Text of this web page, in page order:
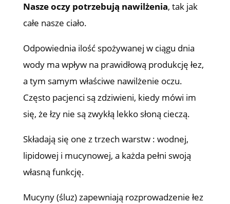
Nasze oczy potrzebują nawilżenia, tak jak
całe nasze ciało.
Odpowiednia ilość spożywanej w ciągu dnia
wody ma wpływ na prawidłową produkcję łez,
a tym samym właściwe nawilżenie oczu.
Często pacjenci są zdziwieni, kiedy mówi im
się, że łzy nie są zwykłą lekko słoną cieczą.
Składają się one z trzech warstw : wodnej,
lipidowej i mucynowej, a każda pełni swoją
własną funkcję.
Mucyny (śluz) zapewniają rozprowadzenie łez